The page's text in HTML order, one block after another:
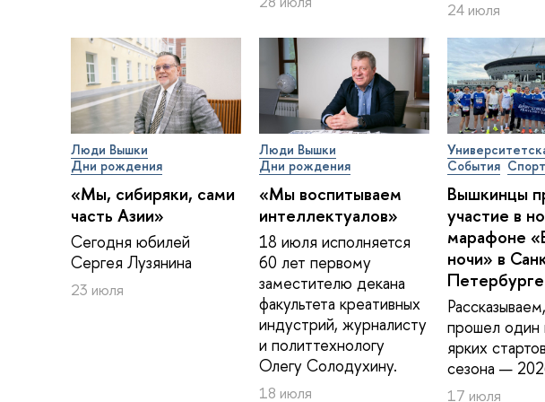
24 июля
Люди Вышки
Дни рождения
«Мы, сибиряки, сами
часть Азии»
Сегодня юбилей
Сергея Лузянина
23 июля
Люди Вышки
Дни рождения
«Мы воспитываем
интеллектуалов»
18 июля исполняется
60 лет первому
заместителю декана
факультета креативных
индустрий, журналисту
и политтехнологу
Олегу Солодухину.
18 июля
События
Вышкинцы
участие в
марафоне
ночи» в
Петербурге
прошел один
ярких
сезона —
17 июля